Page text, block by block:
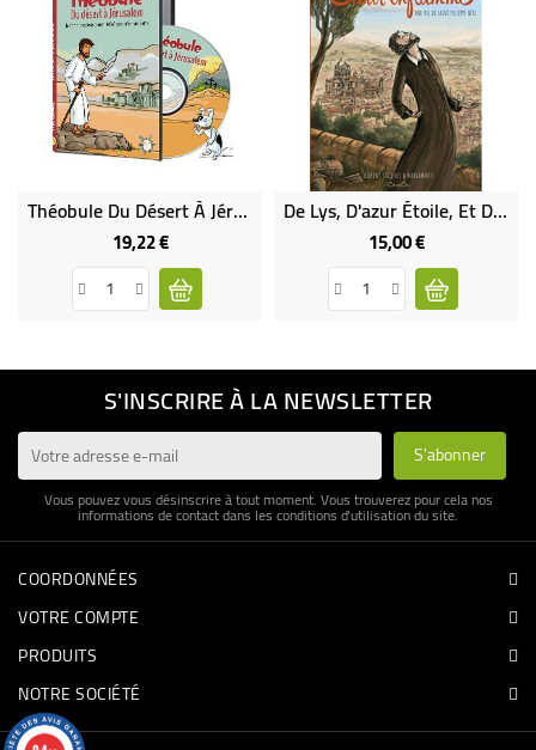
Théobule Du Désert À Jérusalem
19,22 €Prix
De Lys, D'azur Étoile, Et D'un Coeur Enflammé - Une Vie De Saint Philippe Néri (Occasion)
15,00 €Prix
S'INSCRIRE À LA NEWSLETTER
Vous pouvez vous désinscrire à tout moment. Vous trouverez pour cela nos
informations de contact dans les conditions d'utilisation du site.
COORDONNÉES
VOTRE COMPTE
PRODUITS
NOTRE SOCIÉTÉ